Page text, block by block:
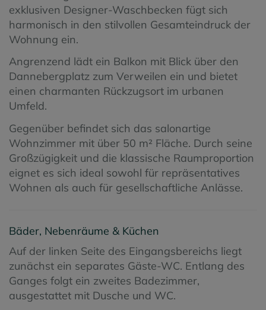
exklusiven Designer-Waschbecken fügt sich
harmonisch in den stilvollen Gesamteindruck der
Wohnung ein.
Angrenzend lädt ein Balkon mit Blick über den
Dannebergplatz zum Verweilen ein und bietet
einen charmanten Rückzugsort im urbanen
Umfeld.
Gegenüber befindet sich das salonartige
Wohnzimmer mit über 50 m² Fläche. Durch seine
Großzügigkeit und die klassische Raumproportion
eignet es sich ideal sowohl für repräsentatives
Wohnen als auch für gesellschaftliche Anlässe.
Bäder, Nebenräume & Küchen
Auf der linken Seite des Eingangsbereichs liegt
zunächst ein separates Gäste-WC. Entlang des
Ganges folgt ein zweites Badezimmer,
ausgestattet mit Dusche und WC.